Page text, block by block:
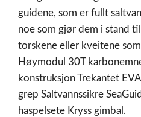
guidene, som er fullt
noe som gjør dem i stand
torskene eller kveitene
Høymodul 30T
konstruksjon Trekantet
grep Saltvannssikre
haspelsete Kryss gimbal.